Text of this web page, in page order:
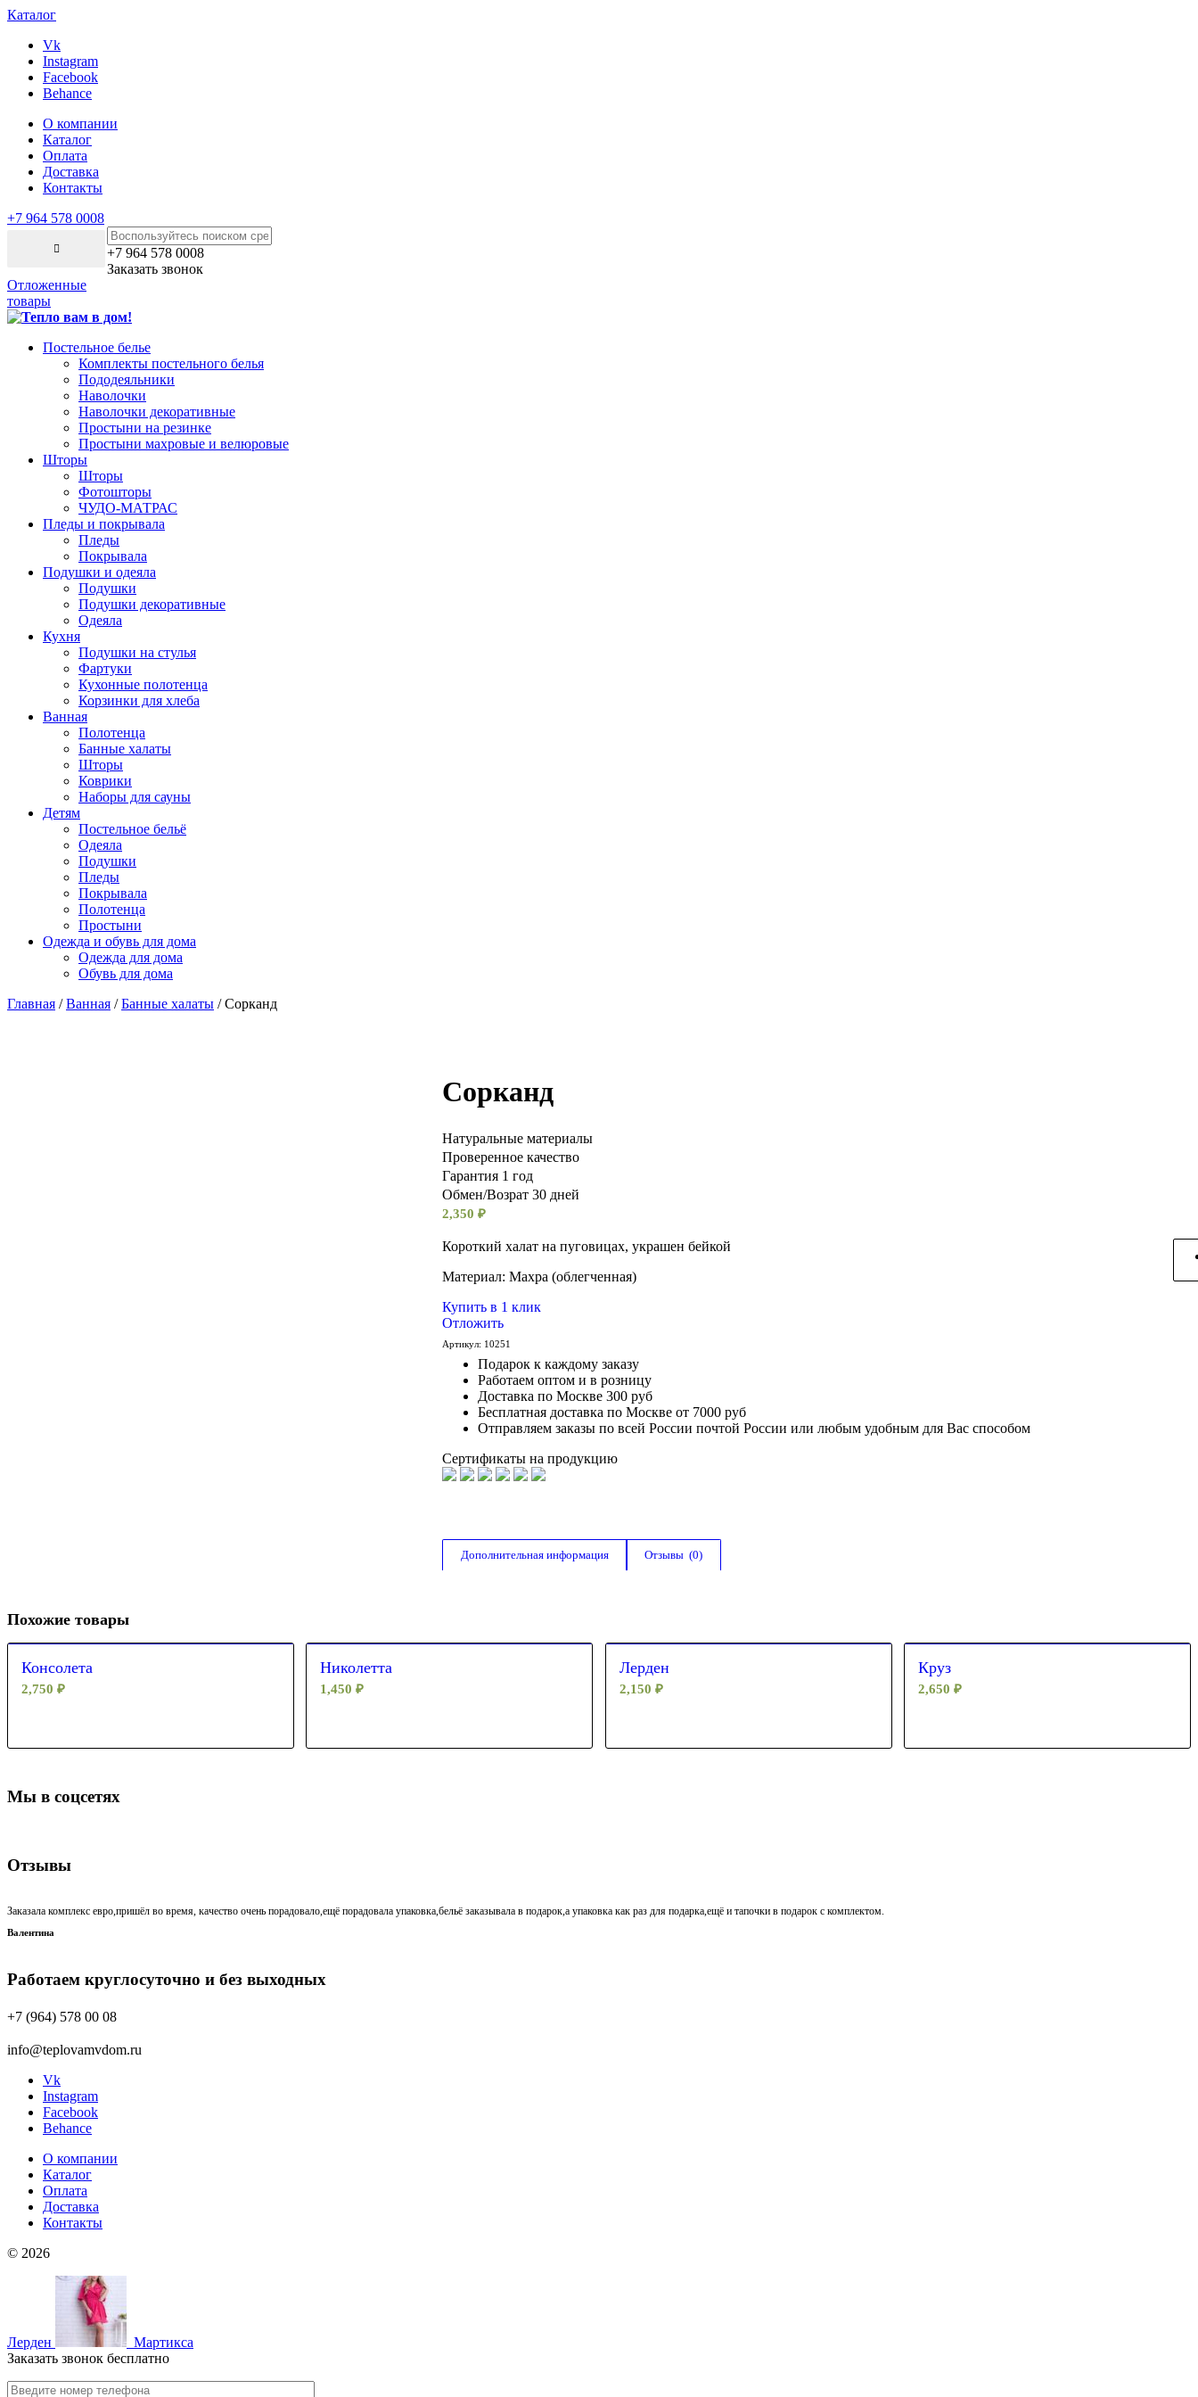
Каталог
Vk
Instagram
Facebook
Behance
О компании
Каталог
Оплата
Доставка
Контакты
+7 964 578 0008
+7 964 578 0008
Заказать звонок
Отложенные
товары
Постельное белье
Комплекты постельного белья
Пододеяльники
Наволочки
Наволочки декоративные
Простыни на резинке
Простыни махровые и велюровые
Шторы
Шторы
Фотошторы
ЧУДО-МАТРАС
Пледы и покрывала
Пледы
Покрывала
Подушки и одеяла
Подушки
Подушки декоративные
Одеяла
Кухня
Подушки на стулья
Фартуки
Кухонные полотенца
Корзинки для хлеба
Ванная
Полотенца
Банные халаты
Шторы
Коврики
Наборы для сауны
Детям
Постельное бельё
Одеяла
Подушки
Пледы
Покрывала
Полотенца
Простыни
Одежда и обувь для дома
Одежда для дома
Обувь для дома
Главная /Ванная /Банные халаты / Сорканд
Сорканд
Натуральные материалы
Проверенное качество
Гарантия 1 год
Обмен/Возрат 30 дней
2,350₽
Короткий халат на пуговицах, украшен бейкой
Материал: Махра (облегченная)
Купить в 1 клик
Отложить
Артикул: 10251
Подарок к каждому заказу
Работаем оптом и в розницу
Доставка по Москве 300 руб
Бесплатная доставка по Москве от 7000 руб
Отправляем заказы по всей России почтой России или любым удобным для Вас способом
Сертификаты на продукцию
Дополнительная информация Отзывы  (0)
Похожие товары
Консолета
2,750 ₽
Николетта
1,450₽
Лерден
2,150 ₽
Круз
2,650 ₽
Мы в соцсетях
Отзывы
Заказала комплекс евро,пришёл во время, качество очень порадовало,ещё порадовала упаковка,бельё заказывала в подарок,а упаковка как раз для подарка,ещё и тапочки в подарок с комплектом.
Валентина
Работаем круглосуточно и без выходных
+7 (964) 578 00 08
info@teplovamvdom.ru
Vk
Instagram
Facebook
Behance
О компании
Каталог
Оплата
Доставка
Контакты
© 2026
Лерден
Мартикса
Заказать звонок бесплатно